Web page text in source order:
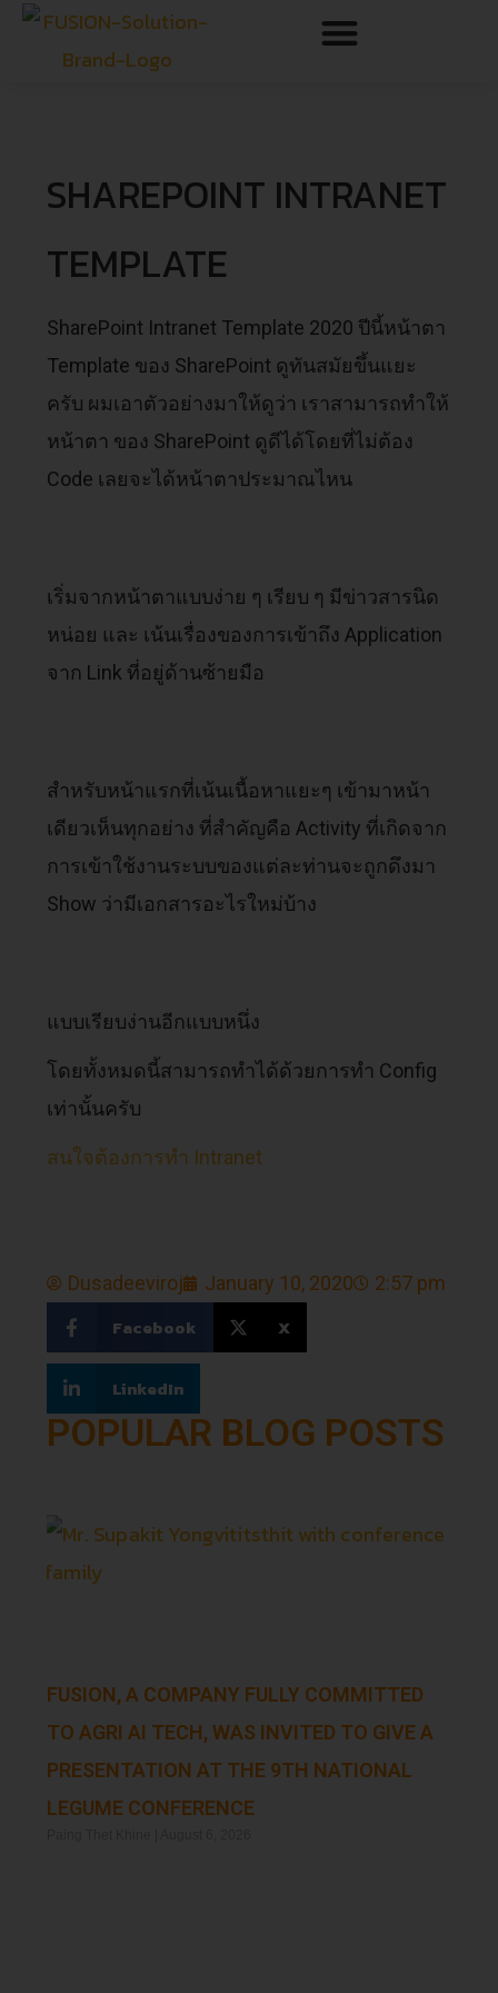
SHAREPOINT INTRANET
TEMPLATE
SharePoint Intranet Template 2020 ปีนี้หน้าตา
Template ของ SharePoint ดูทันสมัยขึ้นแยะ
ครับ ผมเอาตัวอย่างมาให้ดูว่า เราสามารถทำให้
หน้าตา ของ SharePoint ดูดีได้โดยที่ไม่ต้อง
Code เลยจะได้หน้าตาประมาณไหน
เริ่มจากหน้าตาแบบง่าย ๆ เรียบ ๆ มีข่าวสารนิด
หน่อย และ เน้นเรื่องของการเข้าถึง Application
จาก Link ที่อยู่ด้านซ้ายมือ
สำหรับหน้าแรกที่เน้นเนื้อหาแยะๆ เข้ามาหน้า
เดียวเห็นทุกอย่าง ที่สำคัญคือ Activity ที่เกิดจาก
การเข้าใช้งานระบบของแต่ละท่านจะถูกดึงมา
Show ว่ามีเอกสารอะไรใหม่บ้าง
แบบเรียบง่านอีกแบบหนึ่ง
โดยทั้งหมดนี้สามารถทำได้ด้วยการทำ Config
เท่านั้นครับ
สนใจต้องการทำ Intranet
Dusadeeviroj January 10, 2020 2:57 pm
Facebook X
LinkedIn
POPULAR BLOG POSTS
FUSION, A COMPANY FULLY COMMITTED
TO AGRI AI TECH, WAS INVITED TO GIVE A
PRESENTATION AT THE 9TH NATIONAL
LEGUME CONFERENCE